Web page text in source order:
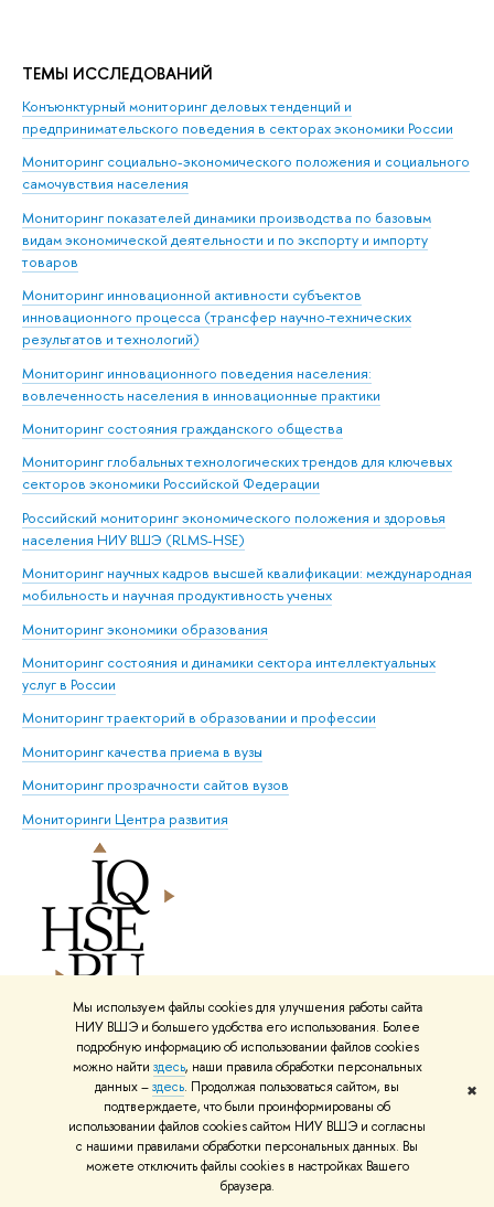
Мы используем файлы cookies для улучшения работы сайта
НИУ ВШЭ и большего удобства его использования. Более
подробную информацию об использовании файлов cookies
можно найти здесь, наши правила обработки персональных
данных –здесь. Продолжая пользоваться сайтом, вы
подтверждаете, что были проинформированы об
использовании файлов cookies сайтом НИУ ВШЭ и согласны
с нашими правилами обработки персональных данных. Вы
можете отключить файлы cookies в настройках Вашего
браузера.
✖
ТЕМЫ ИССЛЕДОВАНИЙ
Конъюнктурный мониторинг деловых тенденций и
предпринимательского поведения в секторах экономики России
Мониторинг социально-экономического положения и социального
самочувствия населения
Мониторинг показателей динамики производства по базовым
видам экономической деятельности и по экспорту и импорту
товаров
Мониторинг инновационной активности субъектов
инновационного процесса (трансфер научно-технических
результатов и технологий)
Мониторинг инновационного поведения населения:
вовлеченность населения в инновационные практики
Мониторинг состояния гражданского общества
Мониторинг глобальных технологических трендов для ключевых
секторов экономики Российской Федерации
Российский мониторинг экономического положения и здоровья
населения НИУ ВШЭ (RLMS-HSE)
Мониторинг научных кадров высшей квалификации: международная
мобильность и научная продуктивность ученых
Мониторинг экономики образования
Мониторинг состояния и динамики сектора интеллектуальных
услуг в России
Мониторинг траекторий в образовании и профессии
Мониторинг качества приема в вузы
Мониторинг прозрачности сайтов вузов
Мониторинги Центра развития
Научно-образовательный портал
Высшей школы экономики
опечатку?
Выделите её, нажмите Ctrl+Enter и отправьте нам уведомление.